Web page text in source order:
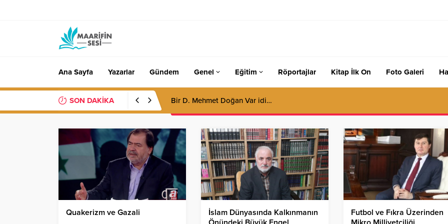
Ana Sayfa Yazarlar Gündem Genel Eğitim Röportajlar Kitap İlk On Foto Galeri
SON DAKİKA Yozlaşmanın üstesinden gelmek!
Quakerizm ve Gazali
İslam Dünyasında Kalkınmanın
Futbol ve Fıkra Üzerinden